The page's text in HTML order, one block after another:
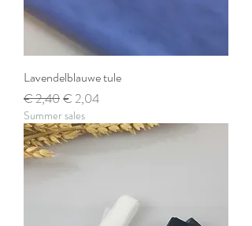
Lavendelblauwe tule
Normale prijs
€ 2,40Verkoopprijs
€ 2,04
Summer sales